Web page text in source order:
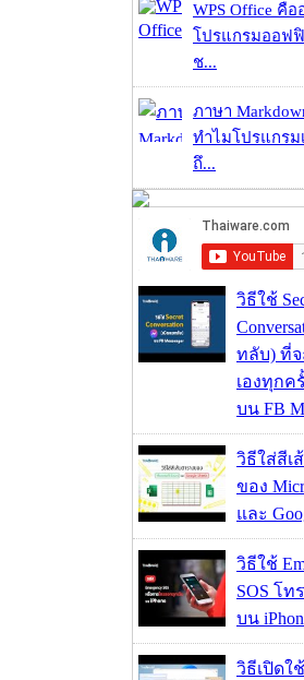
WPS Office คือ
โปรแกรมออฟ
ช...
ภาษา
ทำไมโปรแกรม
ถึ...
วิธีใช้
ทลับ) ที่
เองทุกค
บน FB
วิธีใส่สีเ
ของ
และ
วิธีใช้
SOS โ
บน
วิธีเปิด